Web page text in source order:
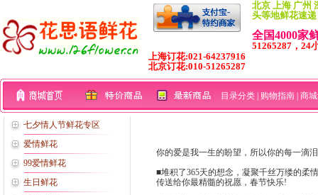
上海订花:021-64237916
北京订花:010-51265287
北京 上海 广州
头等地鲜花速
全国4000家
51265287，24
目录分类 购物指南 商
七夕情人节鲜花专区
爱情鲜花
99爱情鲜花
生日鲜花
你的爱是我一生的盼望，所以你的每一滴
■堆积了365天的想念，凝聚千丝万缕的柔
传送给你最精髓的祝愿，春节快乐!